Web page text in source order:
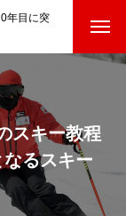
年目に突
Ski School
スキー教程
なるスキー